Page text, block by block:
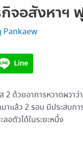
จอสังหาฯ
Pankaew
Line
2 ด้วยอาการหวาดผวา
มาแล้ว 2 รอบ มีประส
อตัวได้ในระยะหนึ่ง